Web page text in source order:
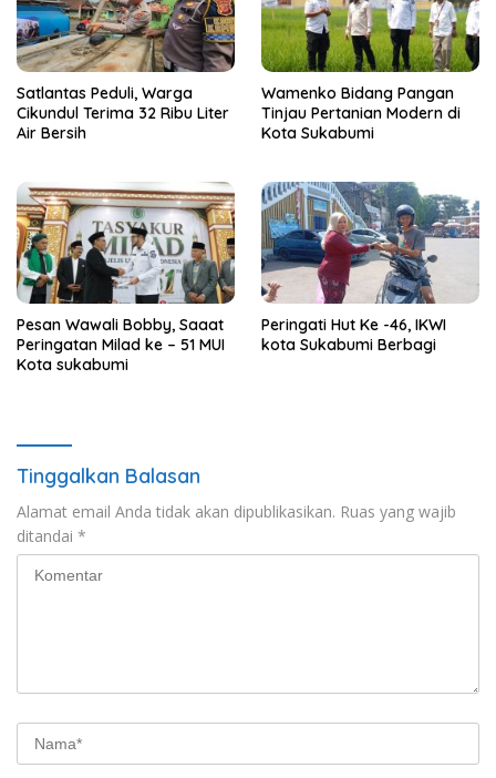
Satlantas Peduli, Warga
Cikundul Terima 32 Ribu Liter
Air Bersih
Wamenko Bidang Pangan
Tinjau Pertanian Modern di
Kota Sukabumi
Pesan Wawali Bobby, Saaat
Peringatan Milad ke – 51 MUI
Kota sukabumi
Peringati Hut Ke -46, IKWI
kota Sukabumi Berbagi
Tinggalkan Balasan
Alamat email Anda tidak akan dipublikasikan. Ruas yang wajib
ditandai *